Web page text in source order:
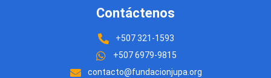
Contáctenos
+507 321-1593
+507 6979-9815
contacto@fundacionjupa.org